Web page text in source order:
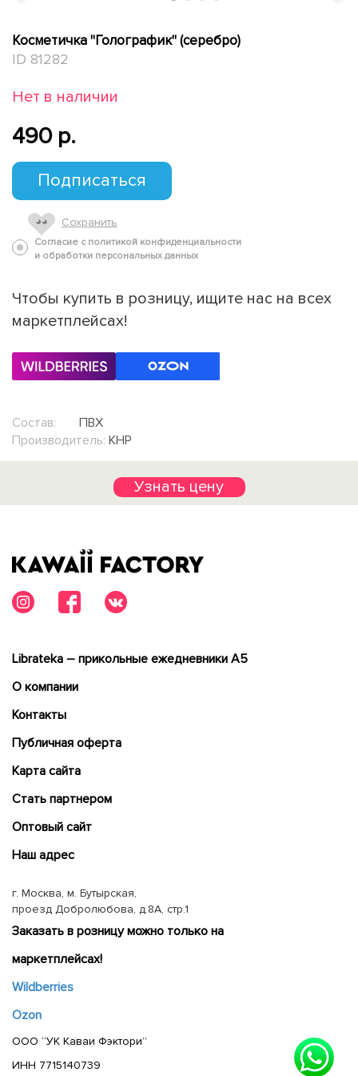
Косметичка "Голографик" (серебро)
ID 81282
Нет в наличии
490 p.
Подписаться
Сохранить
Согласие с политикой конфиденциальности
и обработки персональных данных
Чтобы купить в розницу, ищите нас на всех
маркетплейсах!
Состав:
ПВХ
Производитель: КНР
Узнать цену
Librateka – прикольные ежедневники А5
О компании
Контакты
Публичная оферта
Карта сайта
Cтать партнером
Оптовый сайт
Наш адрес
г. Москва, м. Бутырская,
проезд Добролюбова, д.8А, стр.1
Заказать в розницу можно только на
маркетплейсах!
Wildberries
Ozon
ООО “УК Каваи Фэктори”
ИНН 7715140739